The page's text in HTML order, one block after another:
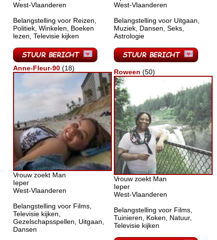
West-Vlaanderen
Belangstelling voor Reizen,
Politiek, Winkelen, Boeken
lezen, Televisie kijken
West-Vlaanderen
Belangstelling voor Uitgaan,
Muziek, Dansen, Seks,
Astrologie
Anne-Fleur-90 (18)
Vrouw zoekt Man
Ieper
West-Vlaanderen
Belangstelling voor Films,
Televisie kijken,
Gezelschapsspellen, Uitgaan,
Dansen
Roween (50)
Vrouw zoekt Man
Ieper
West-Vlaanderen
Belangstelling voor Films,
Tuinieren, Koken, Natuur,
Televisie kijken